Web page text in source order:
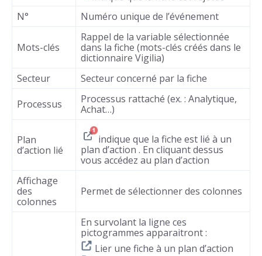
N°
Numéro unique de l’événement
Mots-clés
Rappel de la variable sélectionnée
dans la fiche (mots-clés créés dans le
dictionnaire Vigilia)
Secteur
Secteur concerné par la fiche
Processus
Processus rattaché (ex. : Analytique,
Achat…)
Plan
d’action lié
indique que la fiche est lié à un
plan d’action . En cliquant dessus
vous accédez au plan d’action
Affichage
des
colonnes
Permet de sélectionner des colonnes
En survolant la ligne ces
pictogrammes apparaitront :
Lier une fiche à un plan d’action